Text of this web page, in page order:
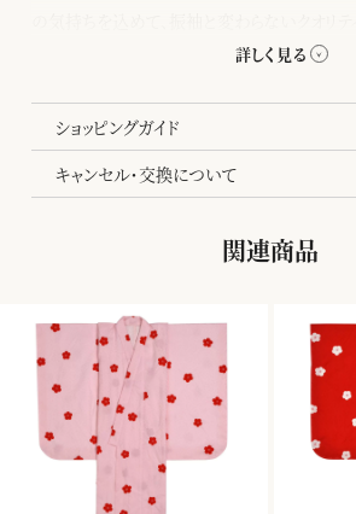
が受け継いできた伝統と格式の美が一枚の着
ことで幸せが重なっていきますようにとの思
ショッピングガイド
キャンセル・交換について
関連商品